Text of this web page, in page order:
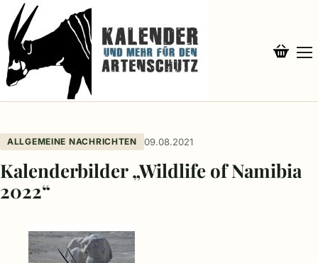
ALLGEMEINE NACHRICHTEN 09.08.2021
Kalenderbilder „Wildlife of Namibia
2022“